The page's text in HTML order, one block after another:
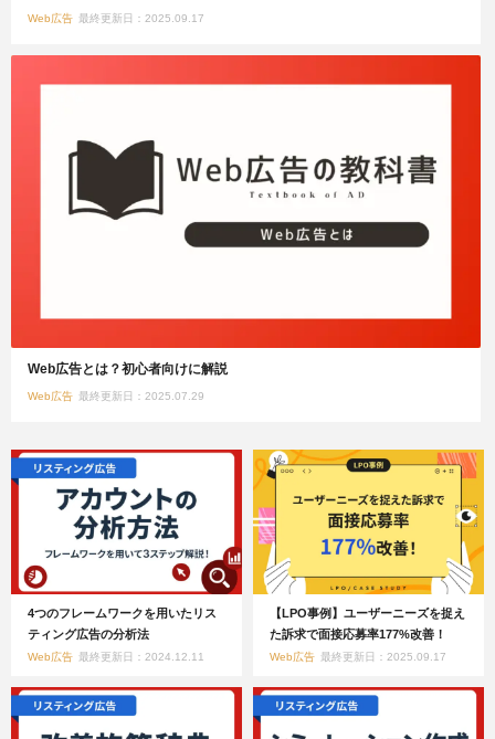
Web広告 最終更新日：2025.09.17
Web広告とは？初心者向けに解説
Web広告 最終更新日：2025.07.29
4つのフレームワークを用いたリス
ティング広告の分析法
Web広告 最終更新日：2024.12.11
【LPO事例】ユーザーニーズを捉え
た訴求で面接応募率177%改善！
Web広告 最終更新日：2025.09.17